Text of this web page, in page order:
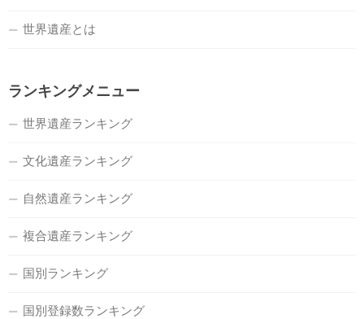
世界遺産とは
ランキングメニュー
世界遺産ランキング
文化遺産ランキング
自然遺産ランキング
複合遺産ランキング
国別ランキング
国別登録数ランキング